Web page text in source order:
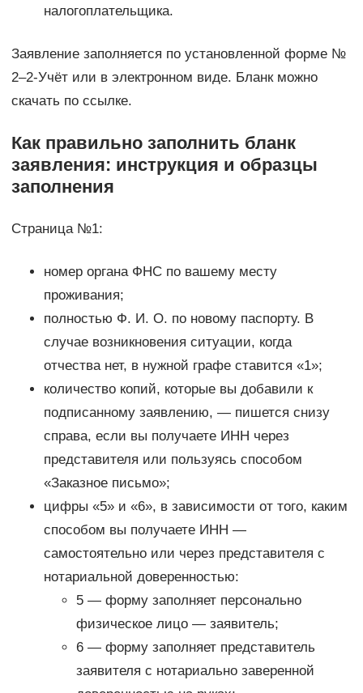
налогоплательщика.
Заявление заполняется по установленной форме №
2–2-Учёт или в электронном виде. Бланк можно
скачать по ссылке.
Как правильно заполнить бланк
заявления: инструкция и образцы
заполнения
Страница №1:
номер органа ФНС по вашему месту
проживания;
полностью Ф. И. О. по новому паспорту. В
случае возникновения ситуации, когда
отчества нет, в нужной графе ставится «1»;
количество копий, которые вы добавили к
подписанному заявлению, — пишется снизу
справа, если вы получаете ИНН через
представителя или пользуясь способом
«Заказное письмо»;
цифры «5» и «6», в зависимости от того, каким
способом вы получаете ИНН —
самостоятельно или через представителя с
нотариальной доверенностью:
5 — форму заполняет персонально
физическое лицо — заявитель;
6 — форму заполняет представитель
заявителя с нотариально заверенной